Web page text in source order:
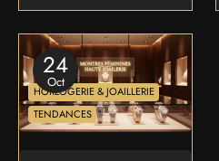
24
Oct
HORLOGERIE & JOAILLERIE
TENDANCES